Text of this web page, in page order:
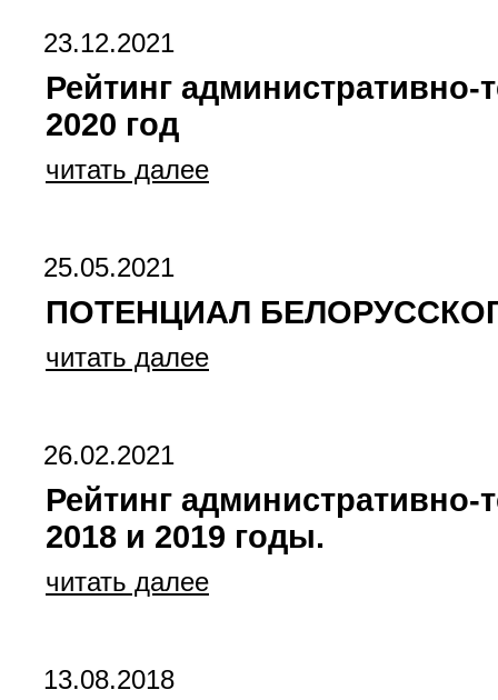
23.12.2021
Рейтинг
2020 год
читать далее
25.05.2021
ПОТЕНЦИАЛ
читать далее
26.02.2021
Рейтинг
2018 и 2019 годы.
читать далее
13.08.2018